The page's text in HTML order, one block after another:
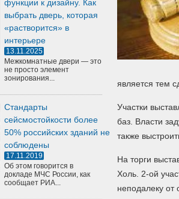
функции к дизайну. Как
выбрать дверь, которая
«растворится» в
интерьере
13.11.2025
Межкомнатные двери — это
не просто элемент
зонирования...
Стандарты
сейсмостойкости более
50% российских зданий не
соблюдены
17.11.2019
Об этом говорится в
докладе МЧС России, как
сообщает РИА...
является тем
Участки
баз. Власти
также
На торги
Холь. 2-ой
неподалеку от